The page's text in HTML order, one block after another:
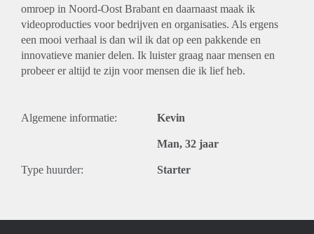
omroep in Noord-Oost Brabant en daarnaast maak ik
videoproducties voor bedrijven en organisaties. Als ergens
een mooi verhaal is dan wil ik dat op een pakkende en
innovatieve manier delen. Ik luister graag naar mensen en
probeer er altijd te zijn voor mensen die ik lief heb.
Algemene informatie: Kevin
Man, 32 jaar
Type huurder: Starter